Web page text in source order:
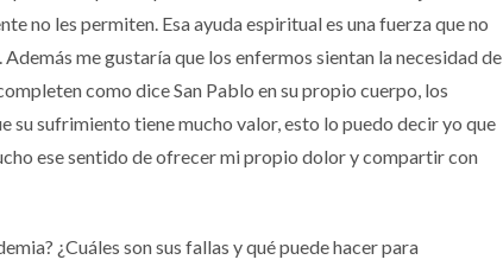
no les permiten. Esa ayuda espiritual es una fuerza que no
me gustaría que los enfermos sientan la necesidad de
como dice San Pablo en su propio cuerpo, los
su sufrimiento tiene mucho valor, esto lo puedo decir yo que
ese sentido de ofrecer mi propio dolor y compartir con
¿Cuáles son sus fallas y qué puede hacer para